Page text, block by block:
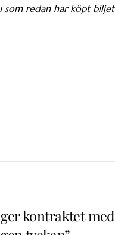
redan har köpt
kontraktet med